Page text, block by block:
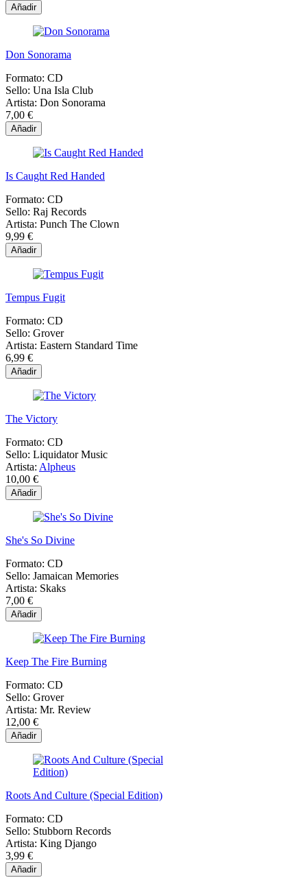
Añadir
Don Sonorama
Formato: CD
Sello: Una Isla Club
Artista: Don Sonorama
7,00 €
Añadir
Is Caught Red Handed
Formato: CD
Sello: Raj Records
Artista: Punch The Clown
9,99 €
Añadir
Tempus Fugit
Formato: CD
Sello: Grover
Artista: Eastern Standard Time
6,99 €
Añadir
The Victory
Formato: CD
Sello: Liquidator Music
Artista: Alpheus
10,00 €
Añadir
She's So Divine
Formato: CD
Sello: Jamaican Memories
Artista: Skaks
7,00 €
Añadir
Keep The Fire Burning
Formato: CD
Sello: Grover
Artista: Mr. Review
12,00 €
Añadir
Roots And Culture (Special Edition)
Formato: CD
Sello: Stubborn Records
Artista: King Django
3,99 €
Añadir